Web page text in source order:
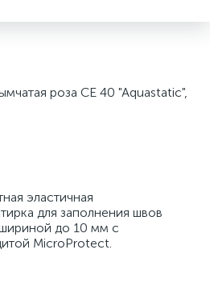
роза CE 40 "Aquastatic",
эластичная
для заполнения швов
до 10 мм с
MicroProtect.